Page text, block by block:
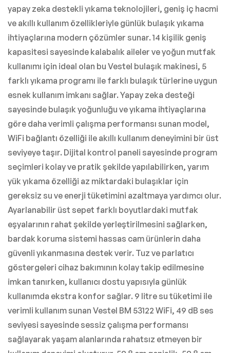
yapay zeka destekli yıkama teknolojileri, geniş iç hacmi
ve akıllı kullanım özellikleriyle günlük bulaşık yıkama
ihtiyaçlarına modern çözümler sunar. 14 kişilik geniş
kapasitesi sayesinde kalabalık aileler ve yoğun mutfak
kullanımı için ideal olan bu Vestel bulaşık makinesi, 5
farklı yıkama programı ile farklı bulaşık türlerine uygun
esnek kullanım imkanı sağlar. Yapay zeka desteği
sayesinde bulaşık yoğunluğu ve yıkama ihtiyaçlarına
göre daha verimli çalışma performansı sunan model,
WiFi bağlantı özelliği ile akıllı kullanım deneyimini bir üst
seviyeye taşır. Dijital kontrol paneli sayesinde program
seçimleri kolay ve pratik şekilde yapılabilirken, yarım
yük yıkama özelliği az miktardaki bulaşıklar için
gereksiz su ve enerji tüketimini azaltmaya yardımcı olur.
Ayarlanabilir üst sepet farklı boyutlardaki mutfak
eşyalarının rahat şekilde yerleştirilmesini sağlarken,
bardak koruma sistemi hassas cam ürünlerin daha
güvenli yıkanmasına destek verir. Tuz ve parlatıcı
göstergeleri cihaz bakımının kolay takip edilmesine
imkan tanırken, kullanıcı dostu yapısıyla günlük
kullanımda ekstra konfor sağlar. 9 litre su tüketimi ile
verimli kullanım sunan Vestel BM 53122 WiFi, 49 dB ses
seviyesi sayesinde sessiz çalışma performansı
sağlayarak yaşam alanlarında rahatsız etmeyen bir